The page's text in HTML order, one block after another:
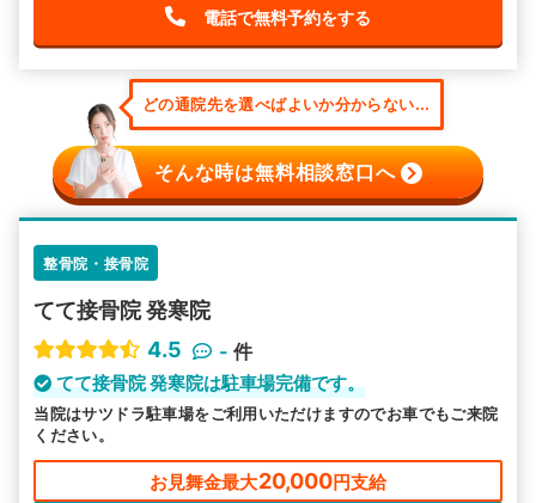
電話で無料予約をする
どの通院先を選べばよいか分からない...
そんな時は無料相談窓口へ
整骨院・接骨院
てて接骨院 発寒院
4.5
- 件
てて接骨院 発寒院は駐車場完備です。
当院はサツドラ駐車場をご利用いただけますのでお車でもご来院
ください。
お見舞金最大20,000円支給